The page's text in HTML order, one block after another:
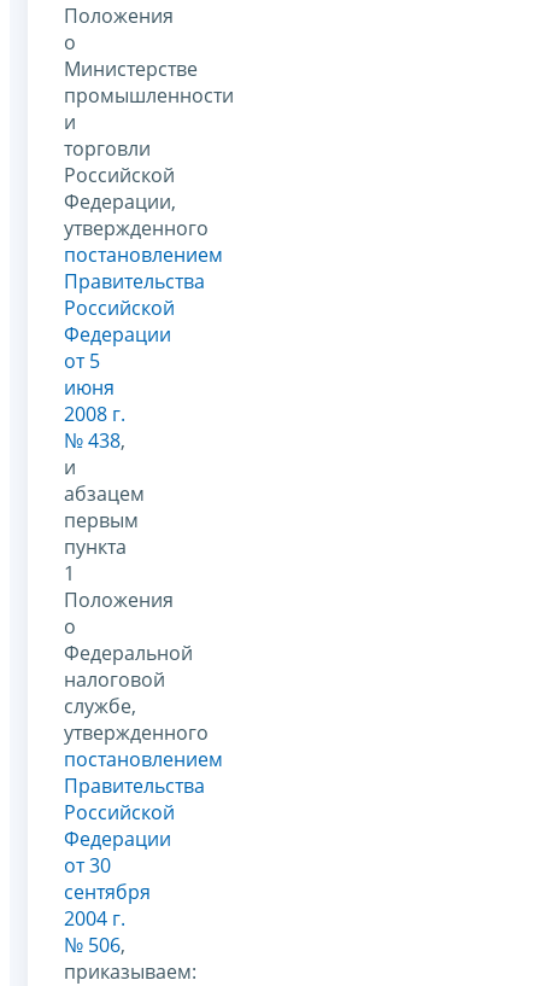
Положения
о
Министерстве
промышленности
и
торговли
Российской
Федерации,
утвержденного
постановлением
Правительства
Российской
Федерации
от 5
июня
2008 г.
№ 438,
и
абзацем
первым
пункта
1
Положения
о
Федеральной
налоговой
службе,
утвержденного
постановлением
Правительства
Российской
Федерации
от 30
сентября
2004 г.
№ 506,
приказываем: